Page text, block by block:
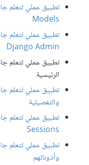
تطبيق عملي لتعلم
Models
تطبيق عملي لتعلم
Django Admin
تطبيق عملي لتعلم
الرئيسية
والتفصيلية
تطبيق عملي لتعلم
Sessions
تطبيق عملي لتعلم
وأذوناتهم